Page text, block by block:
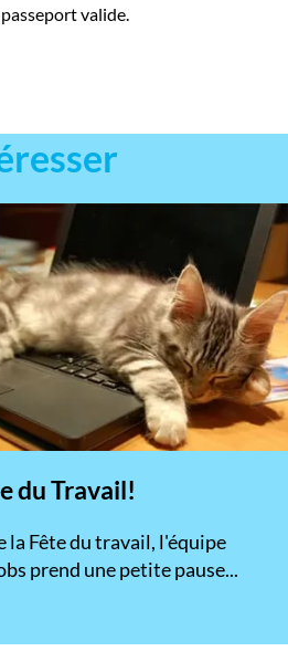
valide.
du Travail!
la Fête du travail, l'équipe
prend une petite pause...